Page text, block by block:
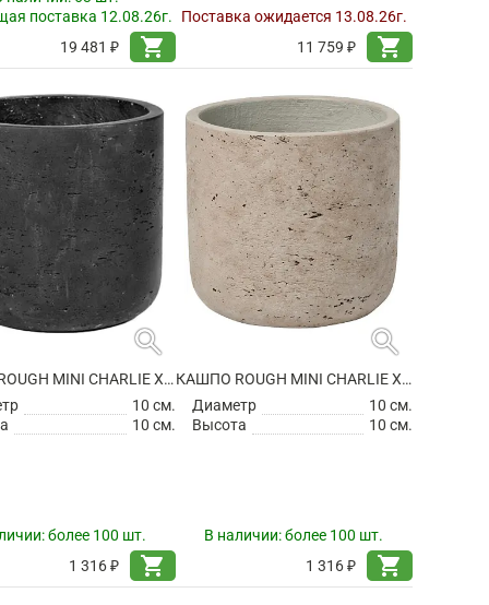
поставка 12.08.26г.
19 481 ₽
shopping_cart
Поставка ожидается 13.08.26г.
11 759 ₽
shopping_cart
search
КАШПО ROUGH MINI CHARLIE XXS BLACK WASHED
10 см.
10 см.
более 100 шт.
1 316 ₽
shopping_cart
search
КАШПО ROUGH MINI CHARLIE XXS GREY WASHED
Диаметр
10 см.
Высота
10 см.
В наличии:более 100 шт.
1 316 ₽
shopping_cart